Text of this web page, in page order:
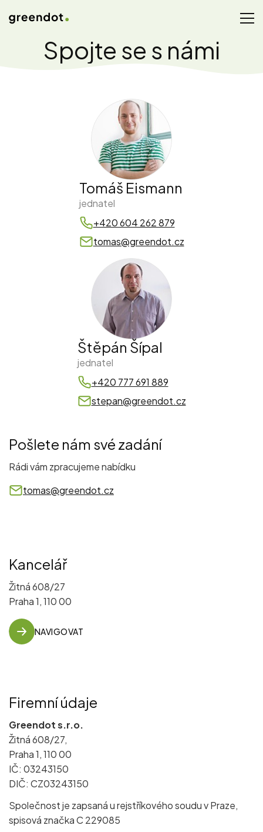
Spojte se s námi
Tomáš Eismann
jednatel
+420 604 262 879
tomas@greendot.cz
Štěpán Šípal
jednatel
+420 777 691 889
stepan@greendot.cz
Pošlete nám své zadání
Rádi vám zpracujeme nabídku
tomas@greendot.cz
Kancelář
Žitná 608/27
Praha 1, 110 00
NAVIGOVAT
Firemní údaje
Greendot s.r.o.
Žitná 608/27,
Praha 1, 110 00
IČ: 03243150
DIČ: CZ03243150
Společnost je zapsaná u rejstříkového soudu v Praze,
spisová značka C 229085